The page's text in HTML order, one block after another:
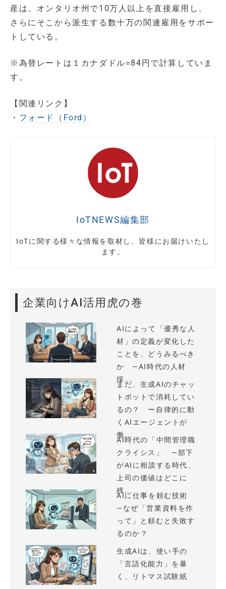
産は、オンタリオ州で10万人以上を直接雇用し、
さらにそこから派生する数十万の関連雇用をサポー
トしている。
※為替レートは１カナダドル=84円で計算していま
す。
【関連リンク】
・ フォード（Ford）
IoTNEWS編集部
IoTに関する様々な情報を取材し、皆様にお届けいたし
ます。
企業向けAI活用虎の巻
AIによって「優秀な人
材」の定義が変化した
ことを、どうみるべき
か —AI時代の人材
採...
まだ、生成AIのチャッ
トボットで消耗してい
るの？ ー自律的に動
くAIエージェントが
働...
AI時代の「中間管理職
クライシス」 —部下
がAIに相談する時代、
上司の価値はどこに
残...
AIに仕事を頼む技術
—なぜ「営業資料を作
って」と頼むと失敗す
るのか？
生成AIは、使い手の
「言語化能力」を暴
く、リトマス試験紙